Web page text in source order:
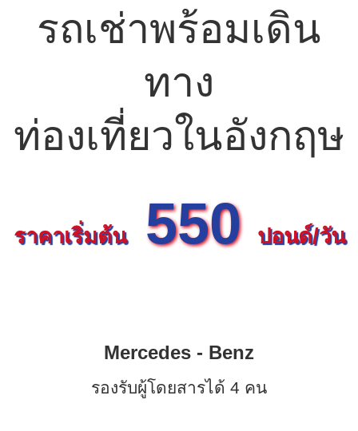
รถเช่าพร้อมเดิน
ทาง
ท่องเที่ยวในอังกฤษ
ราคาเริ่มต้น 550 ปอนด์/วัน
Mercedes - Benz
รองรับผู้โดยสารได้ 4 คน